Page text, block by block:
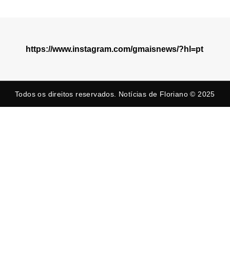
https://www.instagram.com/gmaisnews/?hl=pt
Todos os direitos reservados. Notícias de Floriano © 2025